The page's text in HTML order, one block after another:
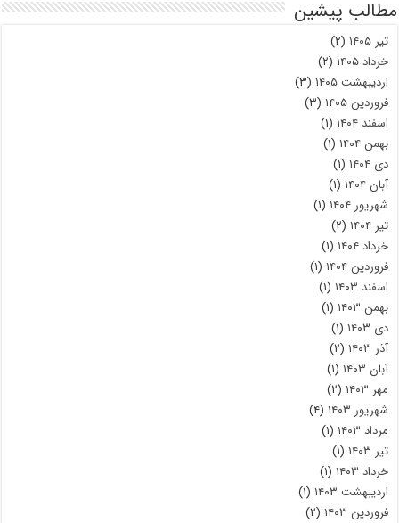
مطالب پیشین
تیر ۱۴۰۵
(۲)
خرداد ۱۴۰۵
(۲)
اردیبهشت ۱۴۰۵
(۳)
فروردین ۱۴۰۵
(۳)
اسفند ۱۴۰۴
(۱)
بهمن ۱۴۰۴
(۱)
دی ۱۴۰۴
(۱)
آبان ۱۴۰۴
(۱)
شهریور ۱۴۰۴
(۱)
تیر ۱۴۰۴
(۲)
خرداد ۱۴۰۴
(۱)
فروردین ۱۴۰۴
(۱)
اسفند ۱۴۰۳
(۱)
بهمن ۱۴۰۳
(۱)
دی ۱۴۰۳
(۱)
آذر ۱۴۰۳
(۲)
آبان ۱۴۰۳
(۱)
مهر ۱۴۰۳
(۲)
شهریور ۱۴۰۳
(۴)
مرداد ۱۴۰۳
(۱)
تیر ۱۴۰۳
(۱)
خرداد ۱۴۰۳
(۱)
اردیبهشت ۱۴۰۳
(۱)
فروردین ۱۴۰۳
(۲)